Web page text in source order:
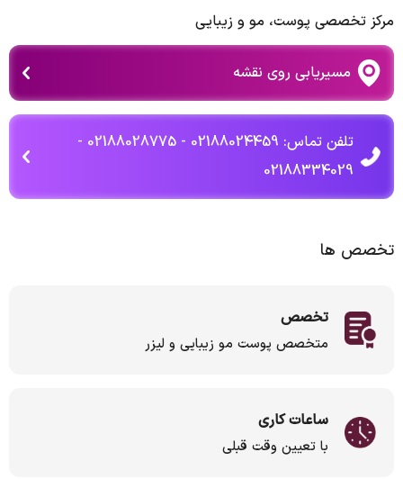
مرکز تخصصی پوست، مو و زیبایی
مسیریابی روی نقشه
تلفن تماس: 02188024459 - 02188028775 -
02188334029
تخصص ها
تخصص
متخصص پوست مو زیبایی و لیزر
ساعات کاری
با تعیین وقت قبلی